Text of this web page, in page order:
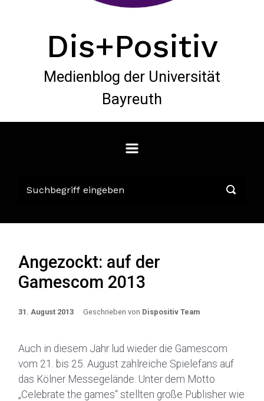
Dis+Positiv
Medienblog der Universität
Bayreuth
Angezockt: auf der
Gamescom 2013
31. August 2013 Geschrieben von Dispositiv Team
Auch in diesem Jahr lud wieder die Gamescom
vom 21. bis 25. August zahlreiche Spielefans auf
das Kölner Messegelände. Unter dem Motto
„Celebrate the games“ stellten große Publisher wie